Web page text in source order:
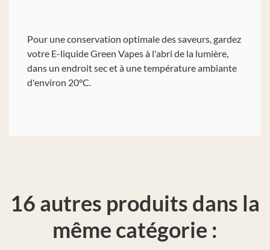
Pour une conservation optimale des saveurs, gardez
votre E-liquide Green Vapes à l'abri de la lumière,
dans un endroit sec et à une température ambiante
d'environ 20°C.
16 autres produits dans la
même catégorie :